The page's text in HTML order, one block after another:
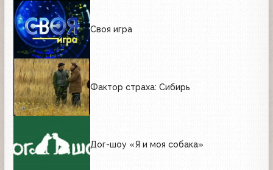
Своя игра
Фактор страха: Сибирь
Дог-шоу «Я и моя собака»